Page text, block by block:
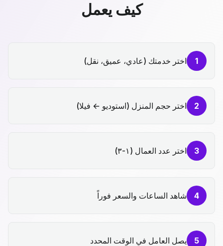
كيف يعمل
1 اختر خدمتك (عادي، عميق، نقل)
2 اختر حجم المنزل (استوديو ← فيلا)
3 اختر عدد العمال (١-٣)
4 شاهد الساعات والسعر فوراً
5 يصل العامل في الوقت المحدد